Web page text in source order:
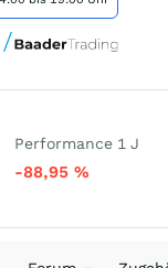
Performance 1 J
-88,95 %